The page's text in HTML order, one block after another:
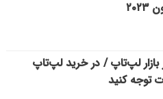
لپ‌تاپ / در خرید لپ‌تاپ
توجه کنید